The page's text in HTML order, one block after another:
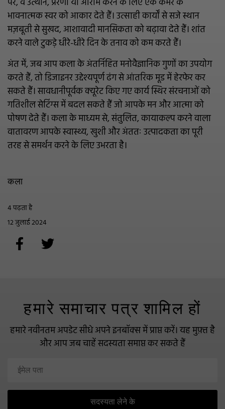
भावनात्मक स्वर को आकार देते हैं। उत्साही कार्यों से सजे स्थान
मज़बूती से सुखद, आशावादी मानसिकता को बढ़ावा देते हैं। शांत
करने वाले टुकड़े धीरे-धीरे दिन के तनाव को कम करते हैं।
अंत में, जब आप कला के अंतर्निहित मनोवैज्ञानिक गुणों का उपयोग
करते हैं, तो डिजाइनर उद्देश्यपूर्ण ढंग से आंतरिक मूड में हेरफेर कर
सकते हैं। सावधानीपूर्वक क्यूरेट किए गए कार्य स्थिर संरचनाओं को
गतिशील सेटिंग्स में बदल सकते हैं जो आपके मन और आत्मा को
पोषण देते हैं। कला के माध्यम से, संतुलित, कायाकल्प करने वाला
वातावरण आपके स्वास्थ्य, खुशी और अंततः उत्पादकता का पूरी
तरह से समर्थन करने के लिए उभरता है।
कला
4 पढ़ता है
12 जुलाई 2024
हमारे समाचार पत्र शामिल हों
हमारे नवीनतम अपडेट सीधे अपने इनबॉक्स में प्राप्त करें।यह मुफ़्त है
और आप जब चाहें सदस्यता समाप्त कर सकते हैं
सदस्यता लेने के